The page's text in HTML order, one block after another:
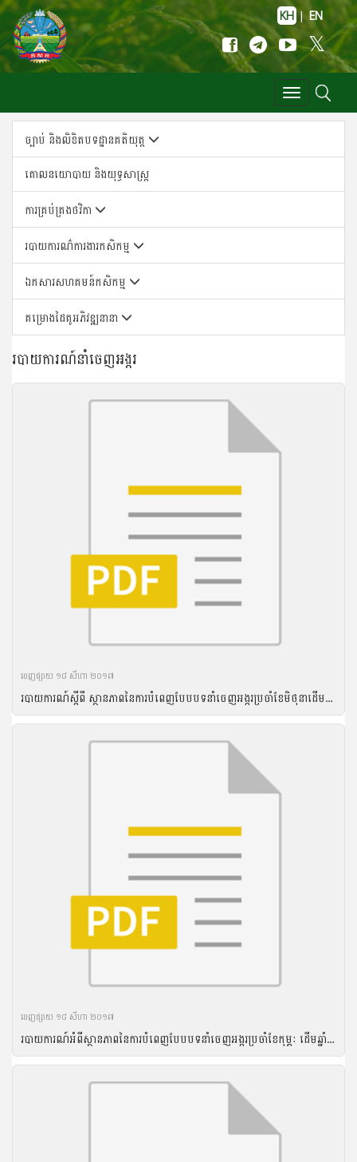
KH | EN
Toggle
navigation
ច្បាប់ និងលិខិតបទដ្ឋានគតិយុត្ត
គោលន​យោបាយ និង​យុទ្ធសា​ស្ត្រ
ការគ្រប់គ្រងថវិកា
របាយការណ៌ការងារកសិកម្ម
ឯកសារសហគមន៍កសិកម្ម
គម្រោងដៃគូអភិវឌ្ឍនានា
របាយការណ៍នាំចេញអង្ករ
ចេញ​ផ្សាយ​ ១៨ សីហា ២០១៧
របាយការណ៍ស្តីពី ស្ថានភាពនៃការបំពេញបែបបទនាំចេញអង្ករប្រចាំខែមិថុនាដើមឆ្នាំ២០១៧
ចេញ​ផ្សាយ​ ១៨ សីហា ២០១៧
របាយការណ៍អំពីស្ថានភាពនៃការបំពេញបែបបទនាំចេញអង្ករប្រចាំខែកុម្ភៈ ដើមឆ្នាំ២០១៧